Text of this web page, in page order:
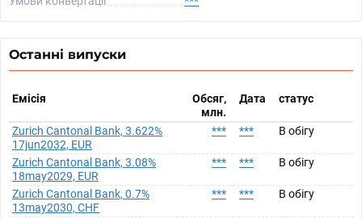
Останні випуски
Емісія
Обсяг,
млн.
Дата статус
Zurich Cantonal Bank, 3.622%
17jun2032, EUR
*** *** В обігу
Zurich Cantonal Bank, 3.08%
18may2029, EUR
*** *** В обігу
Zurich Cantonal Bank, 0.7%
13may2030, CHF
*** *** В обігу